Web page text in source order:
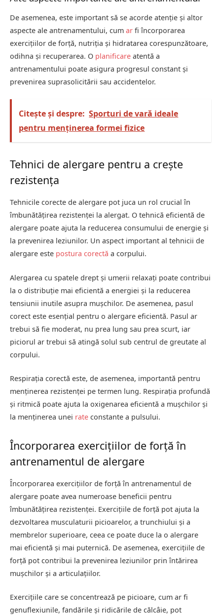
De asemenea, este important să se acorde atenție și altor
aspecte ale antrenamentului, cum ar fi încorporarea
exercițiilor de forță, nutriția și hidratarea corespunzătoare,
odihna și recuperarea. O planificare atentă a
antrenamentului poate asigura progresul constant și
prevenirea suprasolicitării sau accidentelor.
Citește și despre: Sporturi de vară ideale
pentru menținerea formei fizice
Tehnici de alergare pentru a crește
rezistența
Tehnicile corecte de alergare pot juca un rol crucial în
îmbunătățirea rezistenței la alergat. O tehnică eficientă de
alergare poate ajuta la reducerea consumului de energie și
la prevenirea leziunilor. Un aspect important al tehnicii de
alergare este postura corectă a corpului.
Alergarea cu spatele drept și umerii relaxați poate contribui
la o distribuție mai eficientă a energiei și la reducerea
tensiunii inutile asupra mușchilor. De asemenea, pasul
corect este esențial pentru o alergare eficientă. Pasul ar
trebui să fie moderat, nu prea lung sau prea scurt, iar
piciorul ar trebui să atingă solul sub centrul de greutate al
corpului.
Respirația corectă este, de asemenea, importantă pentru
menținerea rezistenței pe termen lung. Respirația profundă
și ritmică poate ajuta la oxigenarea eficientă a mușchilor și
la menținerea unei rate constante a pulsului.
Încorporarea exercițiilor de forță în
antrenamentul de alergare
Încorporarea exercițiilor de forță în antrenamentul de
alergare poate avea numeroase beneficii pentru
îmbunătățirea rezistenței. Exercițiile de forță pot ajuta la
dezvoltarea musculaturii picioarelor, a trunchiului și a
membrelor superioare, ceea ce poate duce la o alergare
mai eficientă și mai puternică. De asemenea, exercițiile de
forță pot contribui la prevenirea leziunilor prin întărirea
mușchilor și a articulațiilor.
Exercițiile care se concentrează pe picioare, cum ar fi
genuflexiunile, fandările și ridicările de călcâie, pot